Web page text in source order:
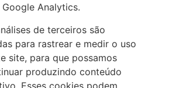
Analytics.
de terceiros são
para rastrear e medir o uso
site, para que possamos
produzindo conteúdo
Esses cookies podem